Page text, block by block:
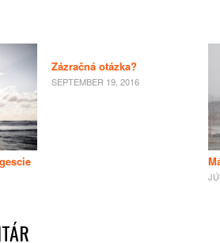
Zázračná otázka?
SEPTEMBER 19, 2016